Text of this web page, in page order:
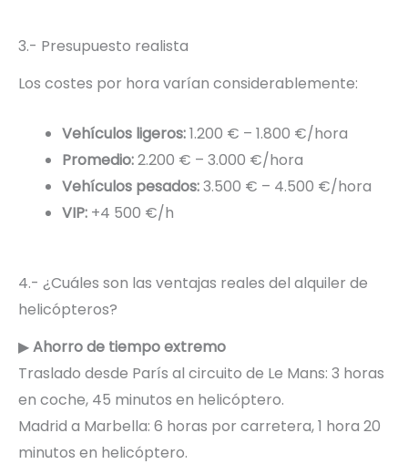
3.- Presupuesto realista
Los costes por hora varían considerablemente:
Vehículos ligeros:1.200 € – 1.800 €/hora
Promedio:2.200 € – 3.000 €/hora
Vehículos pesados:3.500 € – 4.500 €/hora
VIP: +4 500 €/h
4.- ¿Cuáles son las ventajas reales del alquiler de
helicópteros?
▶Ahorro de tiempo extremo
Traslado desde París al circuito de Le Mans: 3 horas
en coche, 45 minutos en helicóptero.
Madrid a Marbella: 6 horas por carretera, 1 hora 20
minutos en helicóptero.